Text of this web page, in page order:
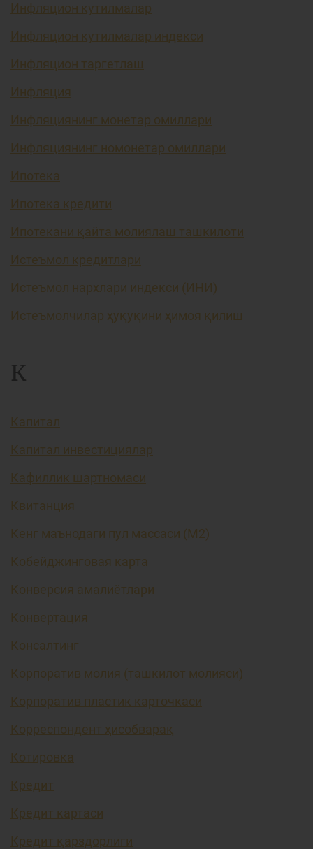
Инфляцион кутилмалар
Инфляцион кутилмалар индекси
Инфляцион таргетлаш
Инфляция
Инфляциянинг монетар омиллари
Инфляциянинг номонетар омиллари
Ипотека
Ипотека кредити
Ипотекани қайта молиялаш ташкилоти
Истеъмол кредитлари
Истеъмол нархлари индекси (ИНИ)
Истеъмолчилар ҳуқуқини ҳимоя қилиш
К
Капитал
Капитал инвестициялар
Кафиллик шартномаси
Квитанция
Кенг маънодаги пул массаси (М2)
Кобейджинговая карта
Конверсия амалиётлари
Конвертация
Консалтинг
Корпоратив молия (ташкилот молияси)
Корпоратив пластик карточкаси
Корреспондент ҳисобварақ
Котировка
Кредит
Кредит картаси
Кредит қарздорлиги